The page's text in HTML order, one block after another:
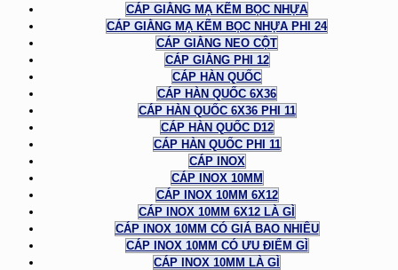
CÁP GIẰNG MẠ KẼM BỌC NHỰA
CÁP GIẰNG MẠ KẼM BỌC NHỰA PHI 24
CÁP GIẰNG NEO CỘT
CÁP GIẰNG PHI 12
CÁP HÀN QUỐC
CÁP HÀN QUỐC 6X36
CÁP HÀN QUỐC 6X36 PHI 11
CÁP HÀN QUỐC D12
CÁP HÀN QUỐC PHI 11
CÁP INOX
CÁP INOX 10MM
CÁP INOX 10MM 6X12
CÁP INOX 10MM 6X12 LÀ GÌ
CÁP INOX 10MM CÓ GIÁ BAO NHIÊU
CÁP INOX 10MM CÓ ƯU ĐIỂM GÌ
CÁP INOX 10MM LÀ GÌ